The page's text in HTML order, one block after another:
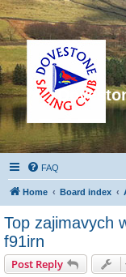
FAQ
Home Board index
Top zajimavych
f91irn
Post Reply